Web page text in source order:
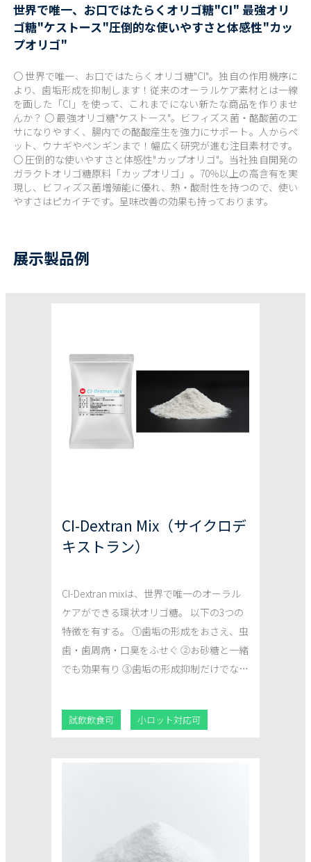
世界で唯一、お口ではたらくオリゴ糖"CI" 最強オリ
ゴ糖"ケストース"圧倒的な使いやすさと体感性"カッ
プオリゴ"
〇 世界で唯一、お口ではたらくオリゴ糖"CI"。独自の作用機序に
より、歯垢形成を抑制します！従来のオーラルケア素材とは一線
を画した「CI」を使って、これまでにない新たな商品を作りませ
んか？ 〇 最強オリゴ糖"ケストース"。ビフィズス菌・酪酸菌のエ
サになりやすく、腸内での酪酸産生を強力にサポート。人からペ
ット、ウナギやペンギンまで！幅広く研究が進む注目素材です。
〇 圧倒的な使いやすさと体感性"カップオリゴ"。当社独自開発の
ガラクトオリゴ糖原料「カップオリゴ」。70％以上の高含有を実
現し、ビフィズス菌増殖能に優れ、熱・酸耐性を持つので、使い
やすさはピカイチです。呈味改善の効果も持っております。
展示製品例
CI-Dextran Mix（サイクロデ
キストラン）
CI-Dextran mixは、世界で唯一のオーラル
ケアができる環状オリゴ糖。 以下の3つの
特徴を有する。 ①歯垢の形成をおさえ、虫
歯・歯周病・口臭をふせぐ ②お砂糖と一緒
でも効果有り ③歯垢の形成抑制だけでなく
試飲飲食可 小ロット対応可